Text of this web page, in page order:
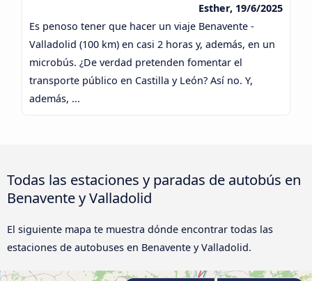
Esther, 19/6/2025
Es penoso tener que hacer un viaje Benavente -
Valladolid (100 km) en casi 2 horas y, además, en un
microbús. ¿De verdad pretenden fomentar el
transporte público en Castilla y León? Así no. Y,
además, ...
Todas las estaciones y paradas de autobús en
Benavente y Valladolid
El siguiente mapa te muestra dónde encontrar todas las
estaciones de autobuses en Benavente y Valladolid.